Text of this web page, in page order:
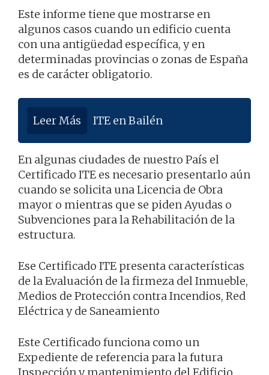
Este informe tiene que mostrarse en
algunos casos cuando un edificio cuenta
con una antigüedad específica, y en
determinadas provincias o zonas de España
es de carácter obligatorio.
Leer Más ITE en Bailén
En algunas ciudades de nuestro País el
Certificado ITE es necesario presentarlo aún
cuando se solicita una Licencia de Obra
mayor o mientras que se piden Ayudas o
Subvenciones para la Rehabilitación de la
estructura.
Ese Certificado ITE presenta características
de la Evaluación de la firmeza del Inmueble,
Medios de Protección contra Incendios, Red
Eléctrica y de Saneamiento
Este Certificado funciona como un
Expediente de referencia para la futura